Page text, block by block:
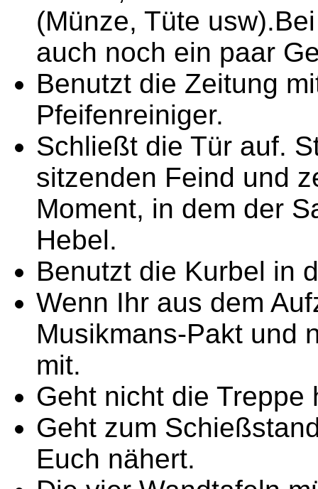
(Münze, Tüte
auch noch ein paar
Benutzt die Zeitung
Pfeifenreiniger.
Schließt die Tür auf.
sitzenden Feind und
Moment, in dem der
Hebel.
Benutzt die Kurbel in
Wenn Ihr aus dem
Musikmans-Pakt und
mit.
Geht nicht die Treppe
Geht zum
Euch nähert.